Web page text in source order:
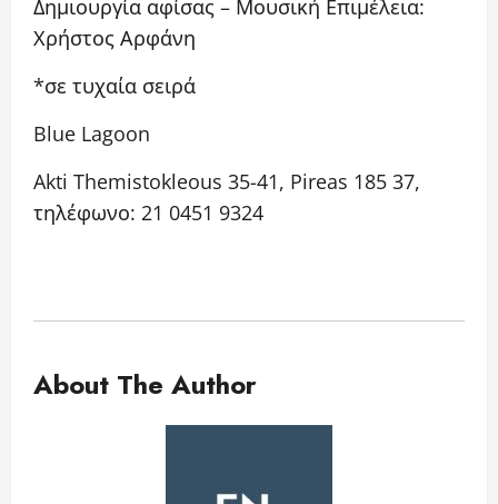
Δημιουργία αφίσας – Μουσική Επιμέλεια:
Χρήστος Αρφάνη
*σε τυχαία σειρά
Blue Lagoon
Akti Themistokleous 35-41, Pireas 185 37,
τηλέφωνο: 21 0451 9324
About The Author